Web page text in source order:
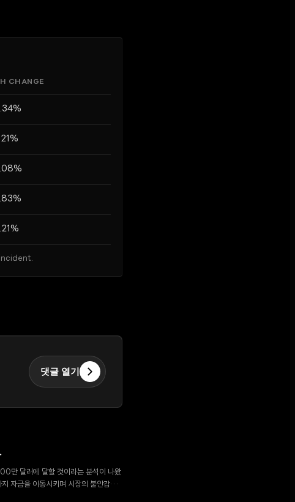
CHANGE
댓글 열기
만 달러에 달할 것이라는 분석이 나왔
자금을 이동시키며 시장의 불안감이